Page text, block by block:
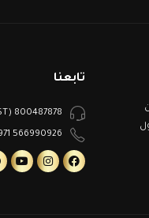
تابعنا
800487878 (ITRUST)
566990926 971+